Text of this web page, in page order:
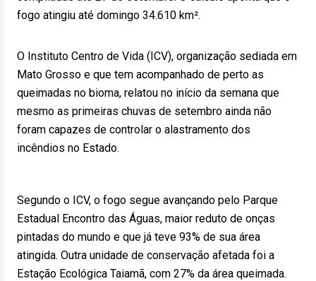
fogo atingiu até domingo 34.610 km².
O Instituto Centro de Vida (ICV), organização sediada em
Mato Grosso e que tem acompanhado de perto as
queimadas no bioma, relatou no início da semana que
mesmo as primeiras chuvas de setembro ainda não
foram capazes de controlar o alastramento dos
incêndios no Estado.
Segundo o ICV, o fogo segue avançando pelo Parque
Estadual Encontro das Águas, maior reduto de onças
pintadas do mundo e que já teve 93% de sua área
atingida. Outra unidade de conservação afetada foi a
Estação Ecológica Taiamã, com 27% da área queimada.